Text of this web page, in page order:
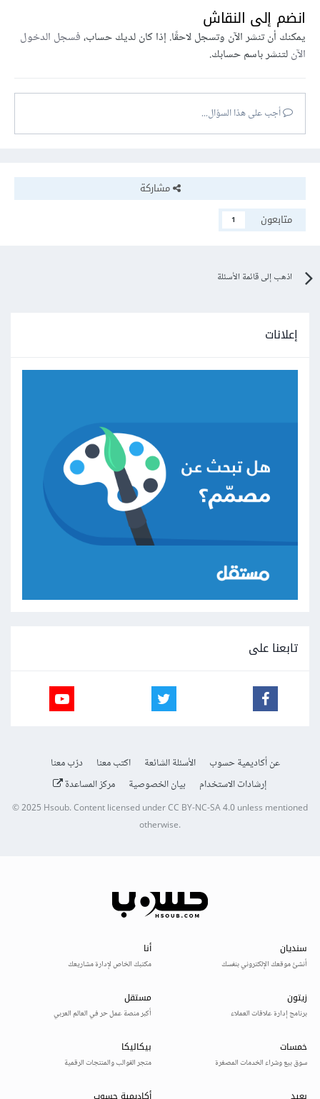
انضم إلى النقاش
يمكنك أن تنشر الآن وتسجل لاحقًا. إذا كان لديك حساب،فسجل الدخول
الآنلتنشر باسم حسابك.
أجب على هذا السؤال...
مشاركة
متابعون
1
اذهب إلى قائمة الأسئلة
إعلانات
تابعنا على
عن أكاديمية حسوب الأسئلة الشائعة اكتب معنا
درّب معنا
إرشادات الاستخدام
بيان الخصوصية مركز المساعدة
© 2025Hsoub.Content licensed underCC BY-NC-SA 4.0unless mentioned
otherwise.